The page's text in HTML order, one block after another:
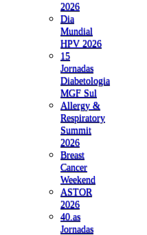
2026
Dia
Mundial
HPV 2026
15
Jornadas
Diabetologia
MGF Sul
Allergy &
Respiratory
Summit
2026
Breast
Cancer
Weekend
ASTOR
2026
40.as
Jornadas